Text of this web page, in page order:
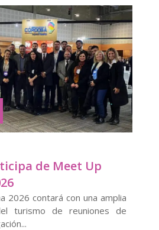
de Meet Up
2026 contará con una amplia
turismo de reuniones de